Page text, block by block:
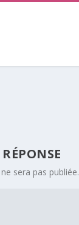
sera pas publiée.